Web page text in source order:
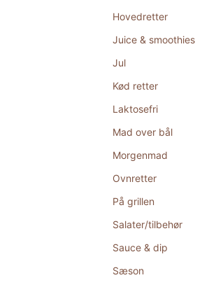
Hovedretter
Juice & smoothies
Jul
Kød retter
Laktosefri
Mad over bål
Morgenmad
Ovnretter
På grillen
Salater/tilbehør
Sauce & dip
Sæson